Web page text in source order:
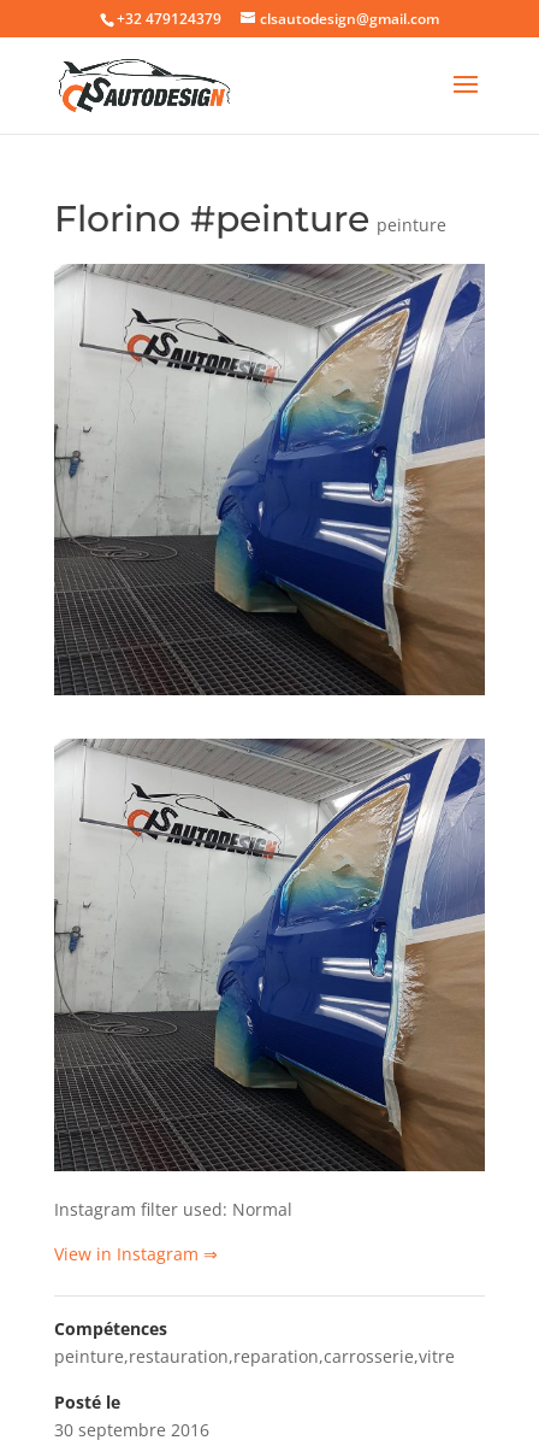
+32 479124379 clsautodesign@gmail.com
Florino #peinture peinture
Instagram filter used: Normal
View in Instagram ⇒
Compétences
peinture,restauration,reparation,carrosserie,vitre
Posté le
30 septembre 2016